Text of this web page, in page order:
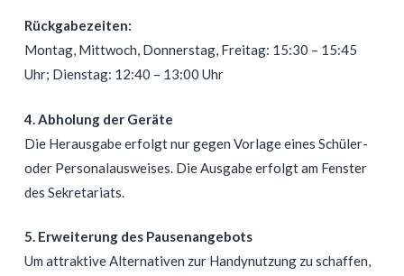
Rückgabezeiten:
Montag, Mittwoch, Donnerstag, Freitag: 15:30 – 15:45
Uhr; Dienstag: 12:40 – 13:00 Uhr
4. Abholung der Geräte
Die Herausgabe erfolgt nur gegen Vorlage eines Schüler-
oder Personalausweises. Die Ausgabe erfolgt am Fenster
des Sekretariats.
5. Erweiterung des Pausenangebots
Um attraktive Alternativen zur Handynutzung zu schaffen,